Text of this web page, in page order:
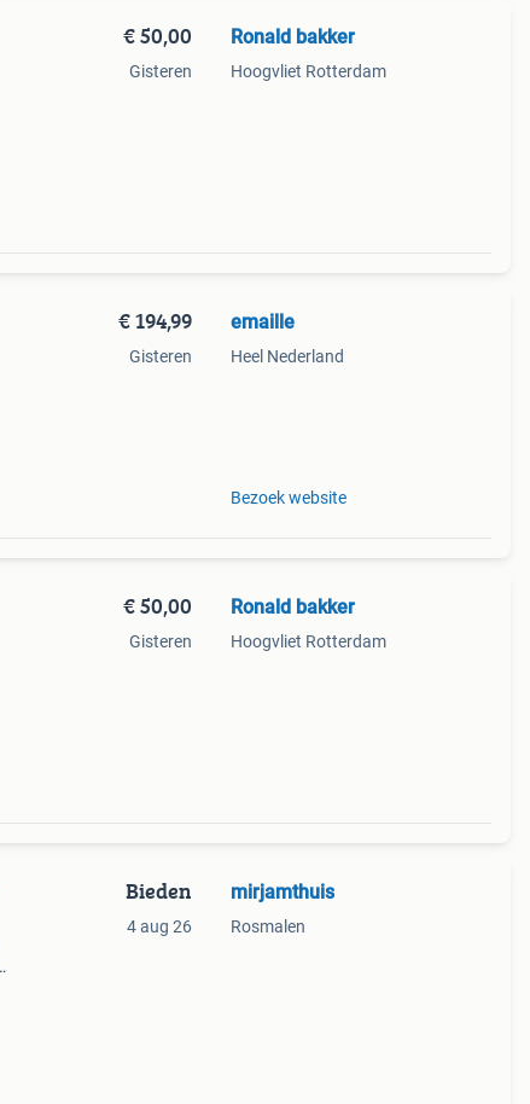
€ 50,00
Gisteren
Ronald bakker
Hoogvliet Rotterdam
€ 194,99
Gisteren
emaille
Heel Nederland
Bezoek website
€ 50,00
Gisteren
Ronald bakker
Hoogvliet Rotterdam
Bieden
4 aug 26
mirjamthuis
Rosmalen